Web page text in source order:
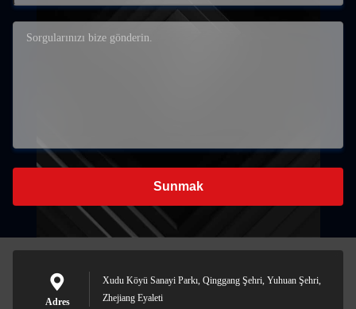
Sunmak
Adres
Xudu Köyü Sanayi Parkı, Qinggang Şehri, Yuhuan Şehri,
Zhejiang Eyaleti